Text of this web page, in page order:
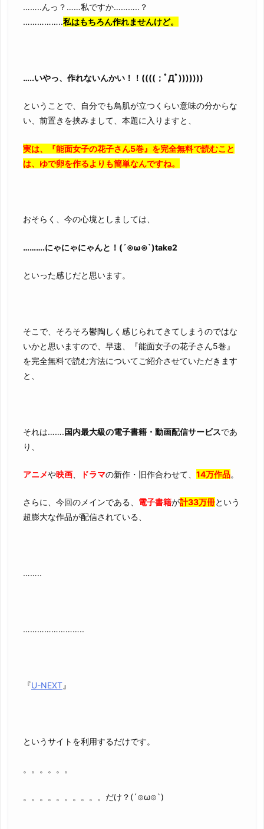
……..んっ？……私ですか………..？
……………..私はもちろん作れませんけど。
…..いやっ、作れないんかい！！((((；ﾟДﾟ)))))))
ということで、自分でも鳥肌が立つくらい意味の分からな
い、前置きを挟みまして、本題に入りますと、
実は、『能面女子の花子さん5巻』を完全無料で読むこと
は、ゆで卵を作るよりも簡単なんですね。
おそらく、今の心境としましては、
……….にゃにゃにゃんと！(´⊙ω⊙`)take2
といった感じだと思います。
そこで、そろそろ鬱陶しく感じられてきてしまうのではな
いかと思いますので、早速、『能面女子の花子さん5巻』
を完全無料で読む方法についてご紹介させていただきます
と、
それは…….国内最大級の電子書籍・動画配信サービスであ
り、
アニメや映画 ドラマの新作・旧作合わせて、 14万作品。
さらに、今回のメインである、 電子書籍が計33万冊という
超膨大な作品が配信されている、
……..
……………………..
『U-NEXT』
というサイトを利用するだけです。
。。。。。。
。。。。。。。。。。だけ？(´⊙ω⊙`)